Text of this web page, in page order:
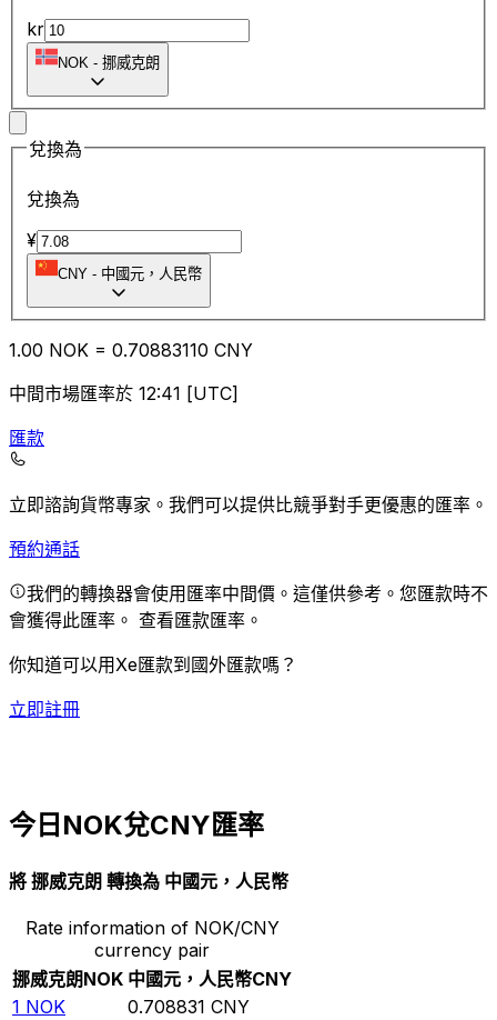
kr
NOK - 挪威克朗
兌換為
兌換為
¥
CNY - 中國元，人民幣
1.00 NOK = 0.70883110 CNY
中間市場匯率於 12:41 [UTC]
匯款
立即諮詢貨幣專家。 我們可以提供比競爭對手更優惠的匯率。
預約通話
我們的轉換器會使用匯率中間價。這僅供參考。您匯款時不
會獲得此匯率。 查看匯款匯率。
你知道可以用Xe匯款到國外匯款嗎？
立即註冊
今日NOK兌CNY匯率
將 挪威克朗 轉換為 中國元，人民幣
Rate information of NOK/CNY
currency pair
挪威克朗NOK 中國元，人民幣CNY
1 NOK 0.708831 CNY